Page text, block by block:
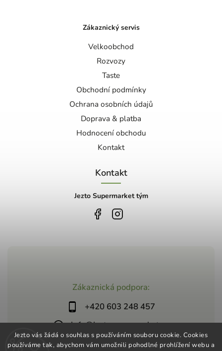
Jezto vás žádá o souhlas s používáním souboru cookie. Cookies
používáme tak, abychom vám umožnili pohodlné prohlížení webu a
Zákaznická podpora:
+420 603 248 457
info@jeztosupermarket.cz
Zákaznický servis
Velkoobchod
Rozvozy
Taste
Obchodní podmínky
Ochrana osobních údajů
Doprava & platba
Hodnocení obchodu
Kontakt
Kontakt
Jezto Supermarket tým